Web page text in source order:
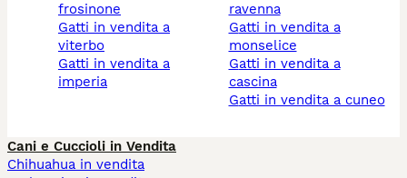
frosinone
gatti in vendita a
viterbo
gatti in vendita a
imperia
ravenna
gatti in vendita a
monselice
gatti in vendita a
cascina
gatti in vendita a cuneo
Cani e Cuccioli in Vendita
Chihuahua in vendita